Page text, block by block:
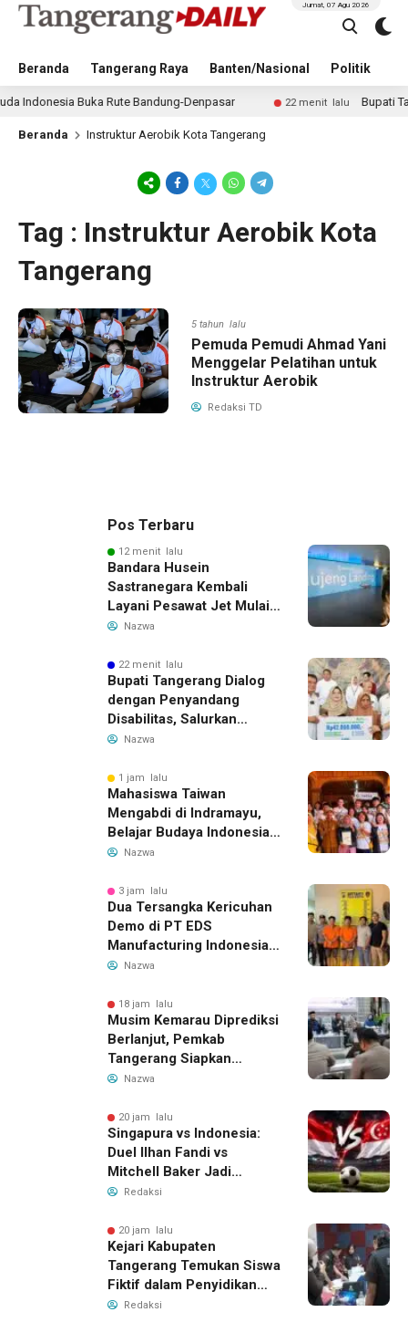
Beranda Tangerang Raya Banten/Nasional Politik
Jumat, 07 Agu 2026
Buka Rute Bandung-Denpasar 22 menit lalu Bupati
Beranda Instruktur Aerobik Kota Tangerang
Tag : Instruktur Aerobik Kota
Tangerang
5 tahun lalu
Pemuda Pemudi Ahmad Yani
Menggelar Pelatihan untuk
Instruktur Aerobik
Redaksi TD
Pos Terbaru
12 menit lalu
Bandara Husein
Sastranegara Kembali
Layani Pesawat Jet Mulai
14 Agustus 2026, Garuda
Bandung-Denpasar
Nazwa
22 menit lalu
Bupati Tangerang Dialog
dengan Penyandang
Disabilitas, Salurkan
Bantuan dan Tampung
Nazwa
1 jam lalu
Mahasiswa Taiwan
Mengabdi di Indramayu,
Belajar Budaya Indonesia
dan Edukasi Pekerja
Nazwa
3 jam lalu
Dua Tersangka Kericuhan
Demo di PT EDS
Manufacturing Indonesia
Ditahan, Polda Banten
Pengelolaan Limbah
Nazwa
18 jam lalu
Musim Kemarau Diprediksi
Berlanjut, Pemkab
Tangerang Siapkan
Langkah Antisipasi Krisis
Nazwa
20 jam lalu
Singapura vs Indonesia:
Duel Ilhan Fandi vs
Mitchell Baker Jadi
Sorotan di Piala AFF 2026
Redaksi
20 jam lalu
Kejari Kabupaten
Tangerang Temukan Siswa
Fiktif dalam Penyidikan
Dana BOP PKBM
Redaksi